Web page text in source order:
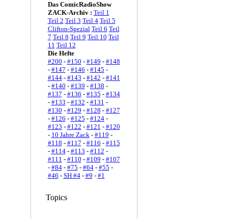
Das ComicRadioShow
ZACK-Archiv : Teil 1
Teil 2 Teil 3 Teil 4 Teil 5
Clifton-Spezial Teil 6 Teil
7 Teil 8 Teil 9 Teil 10 Teil
11 Teil 12
Die Hefte
#200 - #150 - #149 - #148
- #147 - #146 - #145 -
#144- #143 - #142 - #141
- #140 - #139 - #138 -
#137 - #136 - #135 - #134
- #133 - #132 - #131 -
#130 - #129 - #128 - #127
- #126 - #125 - #124-
#123 - #122 - #121 - #120
- 10 Jahre Zack- #119 -
#118 - #117 - #116 - #115
- #114- #113 - #112 -
#111 - #110 - #109 - #107
- #84- #75 - #64- #55 -
#46 - SH #4- #9 - #1
Topics